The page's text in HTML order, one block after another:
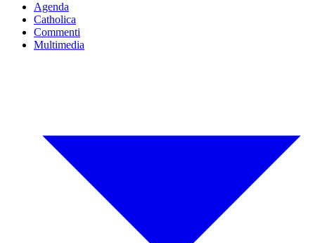
Agenda
Catholica
Commenti
Multimedia